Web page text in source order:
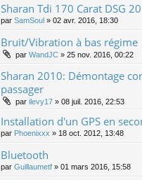
Sharan Tdi 170 Carat DSG
par SamSoul » 02 avr. 2016, 18:30
Bruit/Vibration à bas régime
par WandJC » 25 nov. 2016, 00:22
Sharan 2010: Démontage
passager
par ilevy17 » 08 juil. 2016, 22:53
Installation d'un GPS en
par Phoenixxx » 18 oct. 2012, 13:48
Bluetooth
par Guillaumetf » 01 mars 2016, 15:58